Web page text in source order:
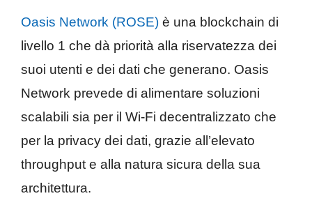
Oasis Network (ROSE) è una blockchain di
livello 1 che dà priorità alla riservatezza dei
suoi utenti e dei dati che generano. Oasis
Network prevede di alimentare soluzioni
scalabili sia per il Wi-Fi decentralizzato che
per la privacy dei dati, grazie all’elevato
throughput e alla natura sicura della sua
architettura.